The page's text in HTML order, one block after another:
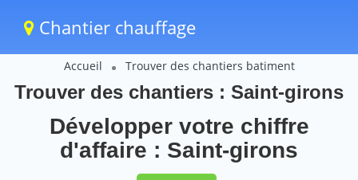
Chantier chauffage
Accueil Trouver des chantiers batiment
Trouver des chantiers : Saint-girons
Développer votre chiffre
d'affaire : Saint-girons